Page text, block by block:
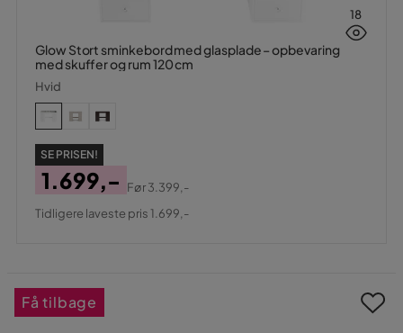
18
Glow Stort sminkebord med glasplade – opbevaring
med skuffer og rum 120 cm
Hvid
SE PRISEN!
Pris
1.699,-
Original
Før3.399,-
Tidligere laveste pris 1.699,-
Få tilbage